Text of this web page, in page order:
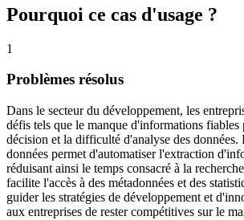
Pourquoi ce cas d'usage ?
1
Problèmes résolus
Dans le secteur du développement, les
défis tels que le manque d'informations fiables
décision et la difficulté d'analyse des données.
données permet d'automatiser l'extraction
réduisant ainsi le temps consacré à la
facilite l'accès à des métadonnées et des
guider les stratégies de développement et
aux entreprises de rester compétitives sur le